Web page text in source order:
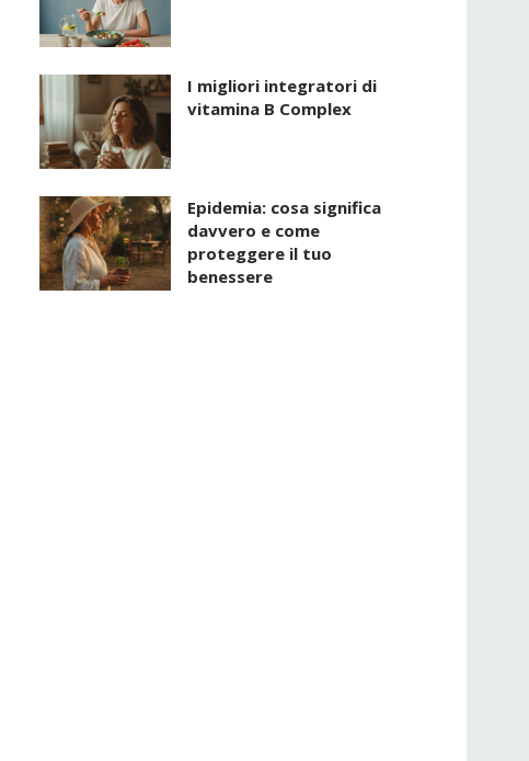
I migliori integratori di
vitamina B Complex
Epidemia: cosa significa
davvero e come
proteggere il tuo
benessere